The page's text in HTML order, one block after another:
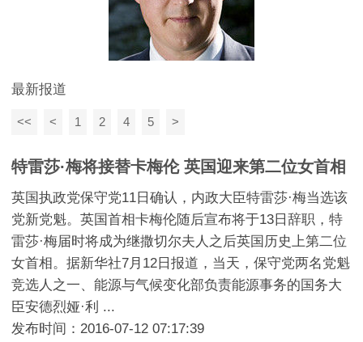
最新报道
<< < 1 2 4 5 >
特雷莎·梅将接替卡梅伦 英国迎来第二位女首相
英国执政党保守党11日确认，内政大臣特雷莎·梅当选该
党新党魁。英国首相卡梅伦随后宣布将于13日辞职，特
雷莎·梅届时将成为继撒切尔夫人之后英国历史上第二位
女首相。据新华社7月12日报道，当天，保守党两名党魁
竞选人之一、能源与气候变化部负责能源事务的国务大
臣安德烈娅·利 ...
发布时间：2016-07-12 07:17:39